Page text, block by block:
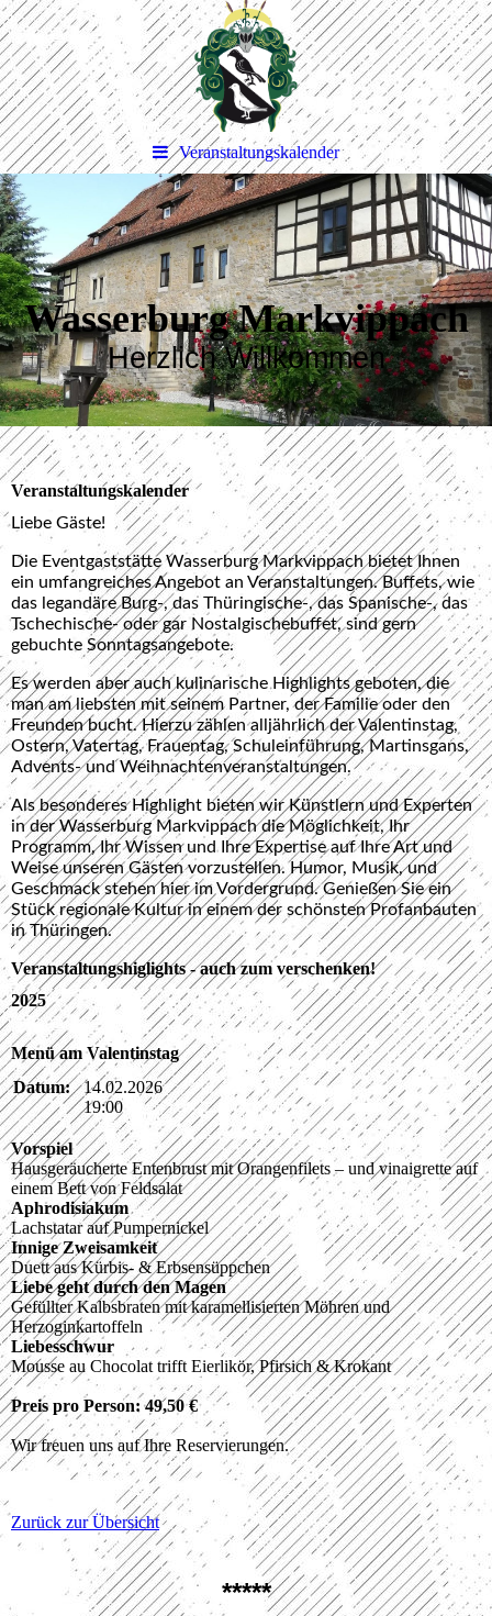
Veranstaltungskalender
Wasserburg Markvippach
Herzlich Willkommen
Veranstaltungskalender
Liebe Gäste!
Die Eventgaststätte Wasserburg Markvippach bietet Ihnen
ein umfangreiches Angebot an Veranstaltungen. Buffets, wie
das legandäre Burg-, das Thüringische-, das Spanische-, das
Tschechische- oder gar Nostalgischebuffet, sind gern
gebuchte Sonntagsangebote.
Es werden aber auch kulinarische Highlights geboten, die
man am liebsten mit seinem Partner, der Familie oder den
Freunden bucht. Hierzu zählen alljährlich der Valentinstag,
Ostern, Vatertag, Frauentag, Schuleinführung, Martinsgans,
Advents- und Weihnachtenveranstaltungen.
Als besonderes Highlight bieten wir Künstlern und Experten
in der Wasserburg Markvippach die Möglichkeit, Ihr
Programm, Ihr Wissen und Ihre Expertise auf Ihre Art und
Weise unseren Gästen vorzustellen. Humor, Musik, und
Geschmack stehen hier im Vordergrund. Genießen Sie ein
Stück regionale Kultur in einem der schönsten Profanbauten
in Thüringen.
Veranstaltungshiglights - auch zum verschenken!
2025
Menü am Valentinstag
Datum:
14.02.2026
19:00
Vorspiel
Hausgeräucherte Entenbrust mit Orangenfilets – und vinaigrette auf
einem Bett von Feldsalat
Aphrodisiakum
Lachstatar auf Pumpernickel
Innige Zweisamkeit
Duett aus Kürbis- & Erbsensüppchen
Liebe geht durch den Magen
Gefüllter Kalbsbraten mit karamellisierten Möhren und
Herzoginkartoffeln
Liebesschwur
Mousse au Chocolat trifft Eierlikör, Pfirsich & Krokant
Preis pro Person: 49,50 €
Wir freuen uns auf Ihre Reservierungen.
Zurück zur Übersicht
*****